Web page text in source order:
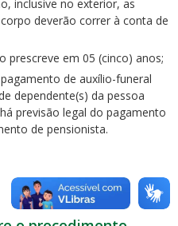
inclusive no exterior, as
deverão correr à conta de
prescreve em 05 (cinco) anos;
de auxílio-funeral
dependente(s) da pessoa
previsão legal do pagamento
de pensionista.